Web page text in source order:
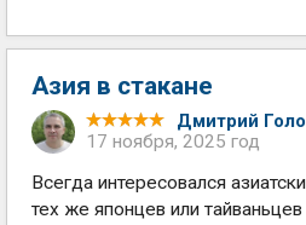
Азия в стакане
Дмитрий
17 ноября, 2025 год
Всегда интересовался
тех же японцев или